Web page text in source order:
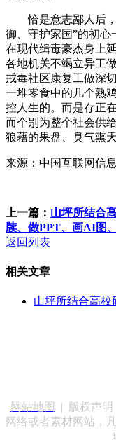
恰是意志鄙人后，
御、守护家国”的初
在现代缉毒豪杰身上
各地机关不竭立异工
戒毒社区康复工做深
一堆零食中的几个熟
控人生的。而是存正
而个别为整个社会供
狼藉的果盘、臭气熏
来源：中国互联网信
上一篇： 山坪所结合
牍、做PPT、画AI图、
返回列表
相关文章
山坪所结合高校
网站地图
| 版权声明
网络或者素材网站，